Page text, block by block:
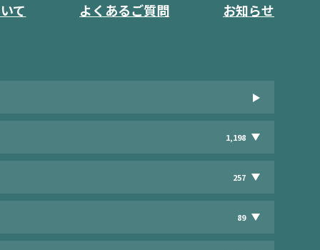
て よくあるご質問 お知らせ
1,198
257
89